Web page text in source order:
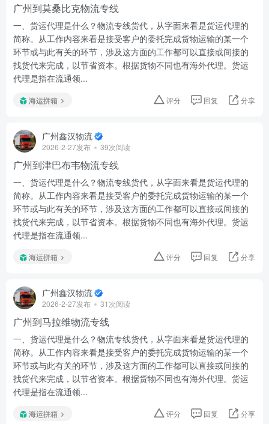
广州到莫桑比克物流专线
一、货运代理是什么？物流专线货代，从字面来看是货运代理的
简称。从工作内容来看是接受客户的委托完成货物运输的某一个
环节或与此有关的环节，涉及这方面的工作都可以直接或间接的
找货代来完成，以节省资本。根据货物不同也有海外代理。货运
代理是指在流通领...
海运拼箱 评分 回复 分享
广州鑫汉物流
2026-2-27发布 39次阅读
广州到津巴布韦物流专线
一、货运代理是什么？物流专线货代，从字面来看是货运代理的
简称。从工作内容来看是接受客户的委托完成货物运输的某一个
环节或与此有关的环节，涉及这方面的工作都可以直接或间接的
找货代来完成，以节省资本。根据货物不同也有海外代理。货运
代理是指在流通领...
海运拼箱 评分 回复 分享
广州鑫汉物流
2026-2-27发布 31次阅读
广州到马拉维物流专线
一、货运代理是什么？物流专线货代，从字面来看是货运代理的
简称。从工作内容来看是接受客户的委托完成货物运输的某一个
环节或与此有关的环节，涉及这方面的工作都可以直接或间接的
找货代来完成，以节省资本。根据货物不同也有海外代理。货运
代理是指在流通领...
海运拼箱 评分 回复 分享